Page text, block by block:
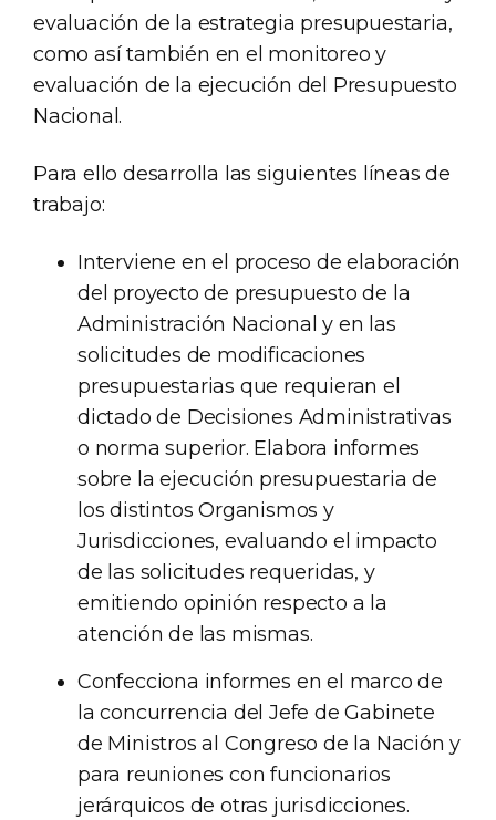
evaluación de la estrategia presupuestaria,
como así también en el monitoreo y
evaluación de la ejecución del Presupuesto
Nacional.
Para ello desarrolla las siguientes líneas de
trabajo:
Interviene en el proceso de elaboración
del proyecto de presupuesto de la
Administración Nacional y en las
solicitudes de modificaciones
presupuestarias que requieran el
dictado de Decisiones Administrativas
o norma superior. Elabora informes
sobre la ejecución presupuestaria de
los distintos Organismos y
Jurisdicciones, evaluando el impacto
de las solicitudes requeridas, y
emitiendo opinión respecto a la
atención de las mismas.
Confecciona informes en el marco de
la concurrencia del Jefe de Gabinete
de Ministros al Congreso de la Nación y
para reuniones con funcionarios
jerárquicos de otras jurisdicciones.